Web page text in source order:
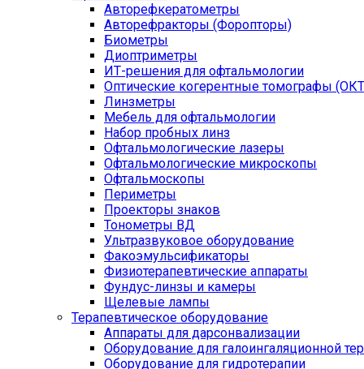
Авторефкератометры
Авторефракторы (Форопторы)
Биометры
Диоптриметры
ИТ-решения для офтальмологии
Оптические когерентные томографы
Линзметры
Мебель для офтальмологии
Набор пробных линз
Офтальмологические лазеры
Офтальмологические микроскопы
Офтальмоскопы
Периметры
Проекторы знаков
Тонометры ВД
Ультразвуковое оборудование
Факоэмульсификаторы
Физиотерапевтические аппараты
Фундус-линзы и камеры
Щелевые лампы
Терапевтическое оборудование
Аппараты для дарсонвализации
Оборудование для галоингаляционной
Оборудование для гидротерапии